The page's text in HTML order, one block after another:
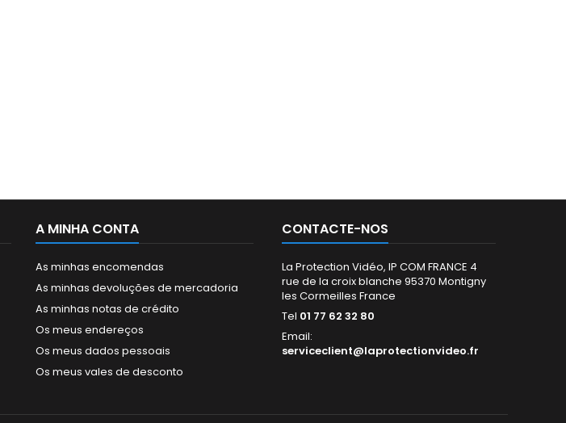
A MINHA CONTA
As minhas encomendas
As minhas devoluções de mercadoria
As minhas notas de crédito
Os meus endereços
Os meus dados pessoais
Os meus vales de desconto
CONTACTE-NOS
La Protection Vidéo, IP COM FRANCE 4
rue de la croix blanche 95370 Montigny
les Cormeilles France
Tel 01 77 62 32 80
Email:
serviceclient@laprotectionvideo.fr